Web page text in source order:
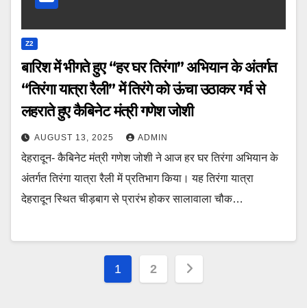
Z2
बारिश में भीगते हुए “हर घर तिरंगा” अभियान के अंतर्गत
“तिरंगा यात्रा रैली” में तिरंगे को ऊंचा उठाकर गर्व से
लहराते हुए कैबिनेट मंत्री गणेश जोशी
AUGUST 13, 2025 ADMIN
देहरादून- कैबिनेट मंत्री गणेश जोशी ने आज हर घर तिरंगा अभियान के
अंतर्गत तिरंगा यात्रा रैली में प्रतिभाग किया। यह तिरंगा यात्रा
देहरादून स्थित चीड़बाग से प्रारंभ होकर सालावाला चौक…
Posts
1 2